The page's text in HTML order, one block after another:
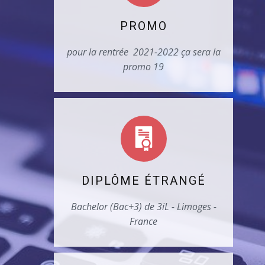
PROMO
pour la rentrée 2021-2022 ça sera la
promo 19
DIPLÔME ÉTRANGÉ
Bachelor (Bac+3) de 3iL - Limoges -
France